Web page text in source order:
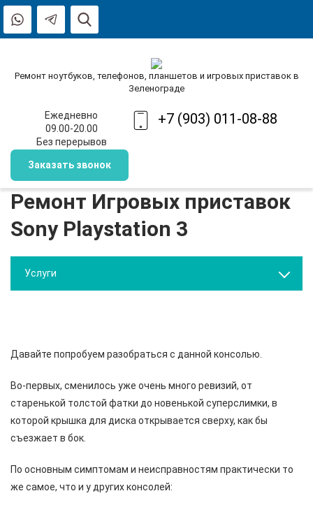
Ремонт ноутбуков, телефонов, планшетов и игровых приставок в
Зеленограде
Ежедневно
09.00-20.00
Без перерывов
+7 (903) 011-08-88
Заказать звонок
Ремонт Игровых приставок
Sony Playstation 3
Услуги
Давайте попробуем разобраться с данной консолью.
Во-первых, сменилось уже очень много ревизий, от
старенькой толстой фатки до новенькой суперслимки, в
которой крышка для диска открывается сверху, как бы
съезжает в бок.
По основным симптомам и неисправностям практически то
же самое, что и у других консолей: